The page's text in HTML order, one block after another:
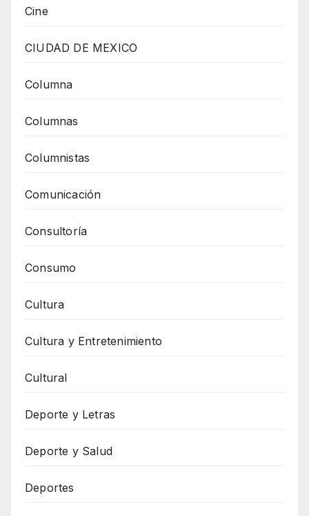
Cine
CIUDAD DE MEXICO
Columna
Columnas
Columnistas
Comunicación
Consultoría
Consumo
Cultura
Cultura y Entretenimiento
Cultural
Deporte y Letras
Deporte y Salud
Deportes